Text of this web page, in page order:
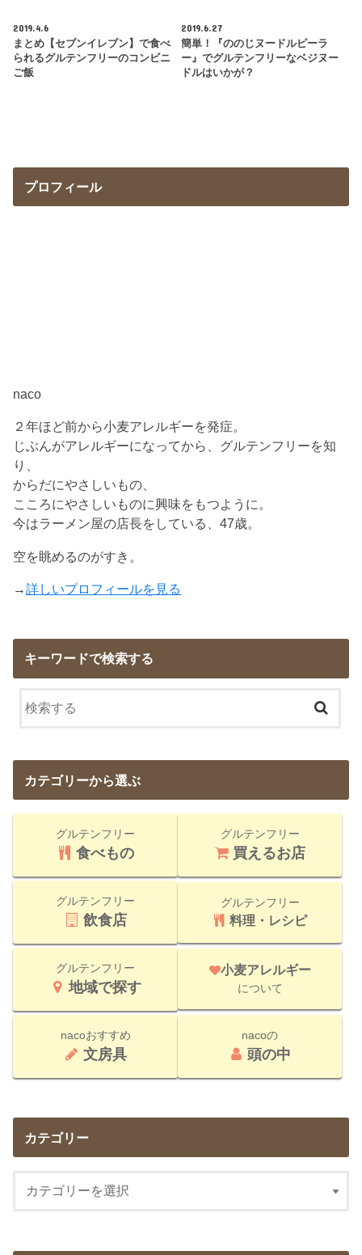
2019.4.6
まとめ【セブンイレブン】で食べ
られるグルテンフリーのコンビニ
ご飯
2019.6.27
簡単！『ののじヌードルピーラ
ー』でグルテンフリーなベジヌー
ドルはいかが？
プロフィール
naco
２年ほど前から小麦アレルギーを発症。
じぶんがアレルギーになってから、グルテンフリーを知
り、
からだにやさしいもの、
こころにやさしいものに興味をもつように。
今はラーメン屋の店長をしている、47歳。
空を眺めるのがすき。
→詳しいプロフィールを見る
キーワードで検索する
カテゴリーから選ぶ
グルテンフリー
食べもの
グルテンフリー
買えるお店
グルテンフリー
飲食店
グルテンフリー
料理・レシピ
グルテンフリー
地域で探す
小麦アレルギー
について
nacoおすすめ
文房具
nacoの
頭の中
カテゴリー